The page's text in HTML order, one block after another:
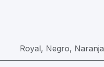
Royal, Negro, Naranja